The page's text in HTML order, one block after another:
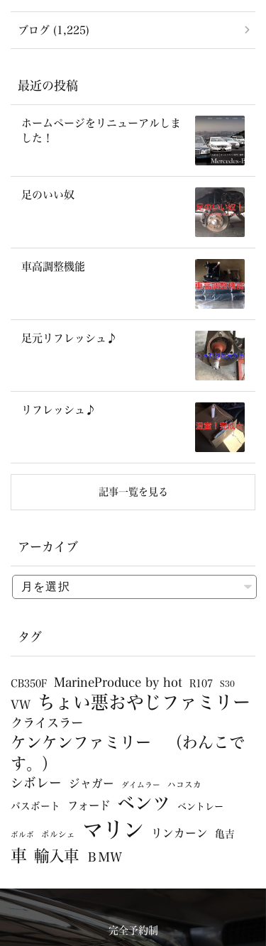
ブログ (1,225)
最近の投稿
ホームページをリニューアルしま
した！
足のいい奴
車高調整機能
足元リフレッシュ♪
リフレッシュ♪
記事一覧を見る
アーカイブ
タグ
CB350F MarineProduce by hot R107 S30
VW ちょい悪おやじファミリー
クライスラー
ケンケンファミリー （わんこで
す。）
シボレー ジャガー ダイムラー ハコスカ
バスボート フォード ベンツ ベントレー
ボルボ ポルシェ マリン リンカーン 亀吉
車 輸入車 ＢＭＷ
完全予約制